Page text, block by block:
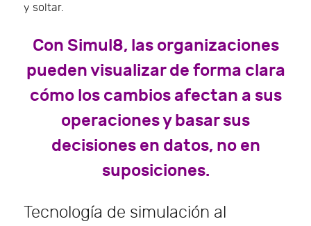
y soltar.
Con Simul8, las organizaciones
pueden visualizar de forma clara
cómo los cambios afectan a sus
operaciones y basar sus
decisiones en datos, no en
suposiciones.
Tecnología de simulación al